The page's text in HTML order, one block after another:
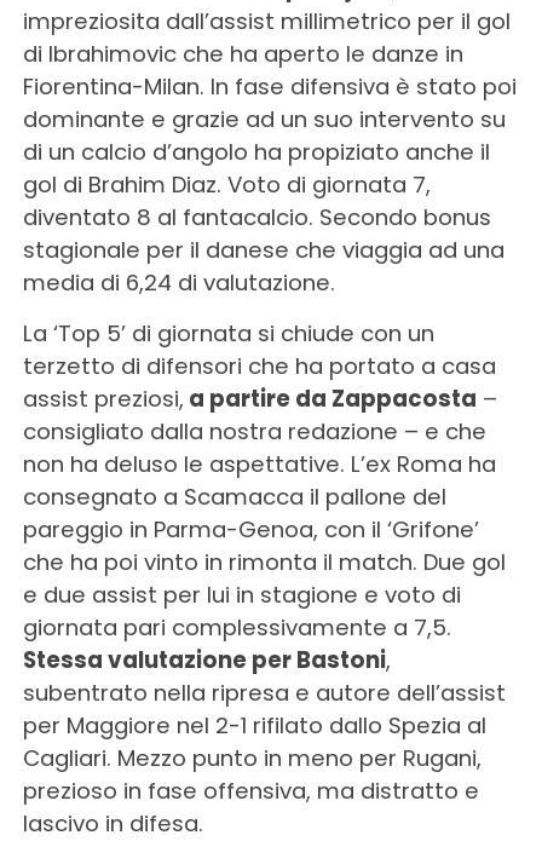
impreziosita dall’assist millimetrico per il gol
di Ibrahimovic che ha aperto le danze in
Fiorentina-Milan. In fase difensiva è stato poi
dominante e grazie ad un suo intervento su
di un calcio d’angolo ha propiziato anche il
gol di Brahim Diaz. Voto di giornata 7,
diventato 8 al fantacalcio. Secondo bonus
stagionale per il danese che viaggia ad una
media di 6,24 di valutazione.
La ‘Top 5’ di giornata si chiude con un
terzetto di difensori che ha portato a casa
assist preziosi, a partire da Zappacosta –
consigliato dalla nostra redazione – e che
non ha deluso le aspettative. L’ex Roma ha
consegnato a Scamacca il pallone del
pareggio in Parma-Genoa, con il ‘Grifone’
che ha poi vinto in rimonta il match. Due gol
e due assist per lui in stagione e voto di
giornata pari complessivamente a 7,5.
Stessa valutazione per Bastoni,
subentrato nella ripresa e autore dell’assist
per Maggiore nel 2-1 rifilato dallo Spezia al
Cagliari. Mezzo punto in meno per Rugani,
prezioso in fase offensiva, ma distratto e
lascivo in difesa.